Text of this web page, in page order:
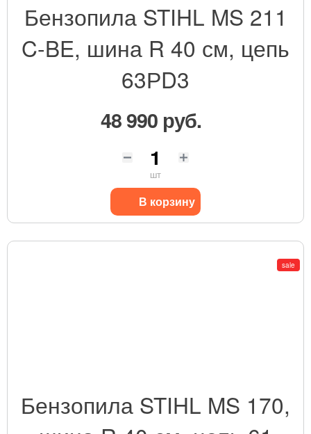
Бензопила STIHL MS 211
C-BE, шина R 40 см, цепь
63РD3
48 990 руб.
шт
В корзину
sale
Бензопила STIHL MS 170,